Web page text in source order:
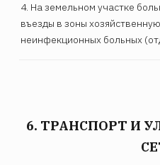
4. На земельном участке
въезды в зоны
неинфекционных больных
6. ТРАНСПОРТ И